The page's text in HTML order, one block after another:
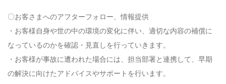
〇お客さまへのアフターフォロー、情報提供
・お客様自身や世の中の環境の変化に伴い、適切な内容の補償に
なっているのかを確認・見直しを行っていきます。
・お客様が事故に遭われた場合には、担当部署と連携して、早期
の解決に向けたアドバイスやサポートを行います。